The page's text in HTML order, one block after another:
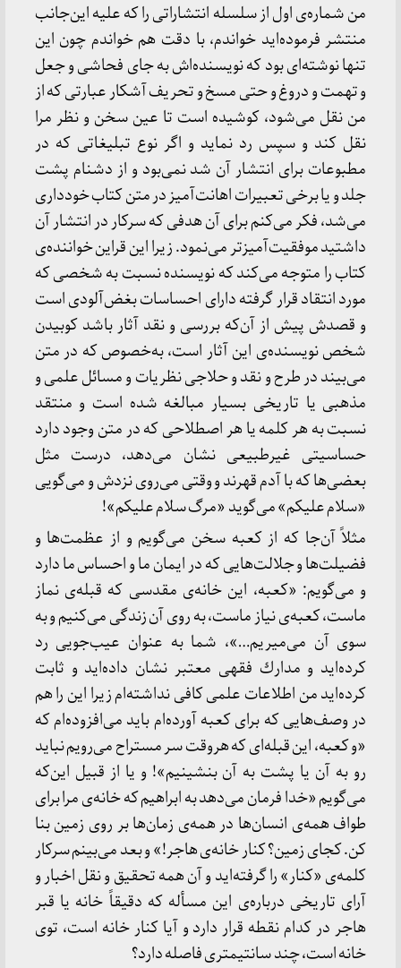
من شماره‌ی اول از سلسله انتشاراتی را كه علیه این‌جانب
منتشر فرموده‌اید خواندم، با دقت هم خواندم چون این
تنها نوشته‌ای بود كه نویسنده‌اش به جای فحاشی و جعل
و تهمت و دروغ و حتی مسخ و تحریف آشكار عبارتی كه از
من نقل می‌شود، كوشیده است تا عین سخن و نظر مرا
نقل كند و سپس رد نماید و اگر نوع تبلیغاتی كه در
مطبوعات برای انتشار آن شد نمی‌بود و از دشنام پشت
جلد و یا برخی تعبیرات اهانت‌آمیز در متن كتاب خودداری
می‌شد، فكر می‌كنم برای آن هدفی كه سركار در انتشار آن
داشتید موفقیت‌آمیزتر می‌نمود. زیرا این قراین خواننده‌ی
كتاب را متوجه می‌كند كه نویسنده نسبت به شخصی كه
مورد انتقاد قرار گرفته دارای احساسات بغض‌آلودی است
و قصدش پیش از آن‌كه بررسی و نقد آثار باشد كوبیدن
شخص نویسنده‌ی این آثار است، به‌خصوص كه در متن
می‌بیند در طرح و نقد و حلاجی نظریات و مسائل علمی و
مذهبی یا تاریخی بسیار مبالغه شده است و منتقد
نسبت به هر كلمه یا هر اصطلاحی كه در متن وجود دارد
حساسیتی غیرطبیعی نشان می‌دهد، درست مثل
بعضی‌ها كه با آدم قهرند و وقتی می‌روی نزدش و می‌گویی
«سلام علیكم» می‌گوید «مرگ سلام علیكم»!
مثلاً آن‌جا كه از كعبه سخن می‌گویم و از عظمت‌ها و
فضیلت‌ها و جلالت‌هایی كه در ایمان ما و احساس ما دارد
و می‌گویم: «كعبه، این خانه‌ی مقدسی كه قبله‌ی نماز
ماست، كعبه‌ی نیاز ماست، به روی آن زندگی می‌كنیم و به
سوی آن می‌میریم…»، شما به عنوان عیب‌جویی رد
كرده‌اید و مدارك فقهی معتبر نشان داده‌اید و ثابت
كرده‌اید من اطلاعات علمی كافی نداشته‌ام زیرا این را هم
در وصف‌هایی كه برای كعبه آورده‌ام باید می‌افزوده‌ام كه
«و كعبه، این قبله‌ای كه هروقت سر مستراح می‌رویم نباید
رو به آن یا پشت به آن بنشینیم»! و یا از قبیل این‌كه
می‌گویم «خدا فرمان می‌دهد به ابراهیم كه خانه‌ی مرا برای
طواف همه‌ی انسان‌ها در همه‌ی زمان‌ها بر روی زمین بنا
كن. كجای زمین؟ كنار خانه‌ی هاجر!» و بعد می‌بینم سركار
كلمه‌ی «كنار» را گرفته‌اید و آن همه تحقیق و نقل اخبار و
آرای تاریخی درباره‌ی این مسأله كه دقیقاً خانه یا قبر
هاجر در كدام نقطه قرار دارد و آیا كنار خانه است، توی
خانه است، چند سانتیمتری فاصله دارد؟